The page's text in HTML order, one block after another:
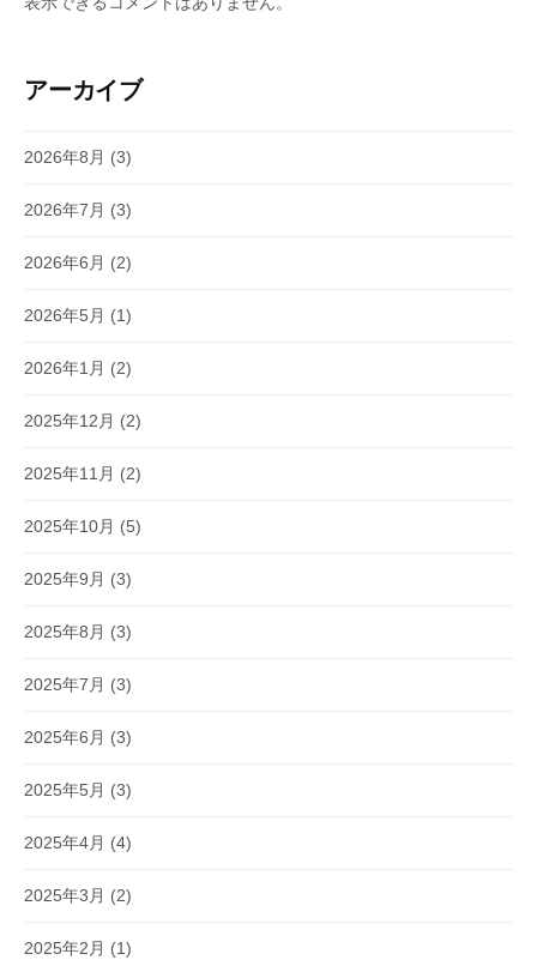
アーカイブ
2026年8月 (3)
2026年7月 (3)
2026年6月 (2)
2026年5月 (1)
2026年1月 (2)
2025年12月 (2)
2025年11月 (2)
2025年10月 (5)
2025年9月 (3)
2025年8月 (3)
2025年7月 (3)
2025年6月 (3)
2025年5月 (3)
2025年4月 (4)
2025年3月 (2)
2025年2月 (1)